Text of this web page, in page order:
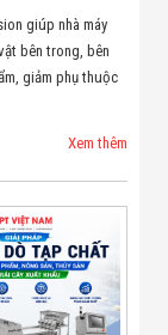
giúp nhà máy
bên trong, bên
giảm phụ thuộc
Xem thêm